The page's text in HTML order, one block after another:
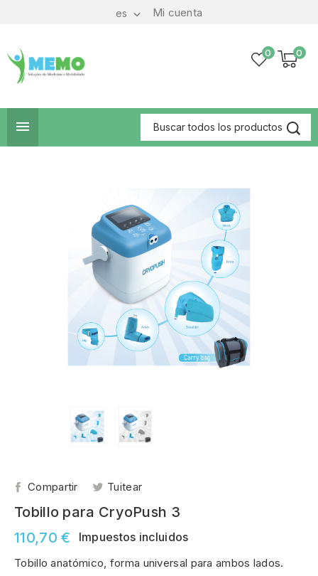
Mi cuenta
es 
0
0

Compartir Tuitear
Tobillo para CryoPush 3
110,70 €
Impuestos incluidos
Tobillo anatómico, forma universal para ambos lados.